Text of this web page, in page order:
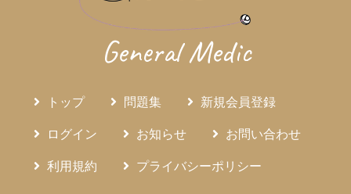
ギランバレー症候群
クラミジア グラム染色
グラム陰性双球菌 クリプトスポリジウム症 グレリン
コレシストキニン コレステロール塞栓症
コレステロール結石 サルコイドーシス サルコペニア
ジクロロプロパン
General Medic
トップ 問題集 新規会員登録
ログイン お知らせ お問い合わせ
利用規約 プライバシーポリシー